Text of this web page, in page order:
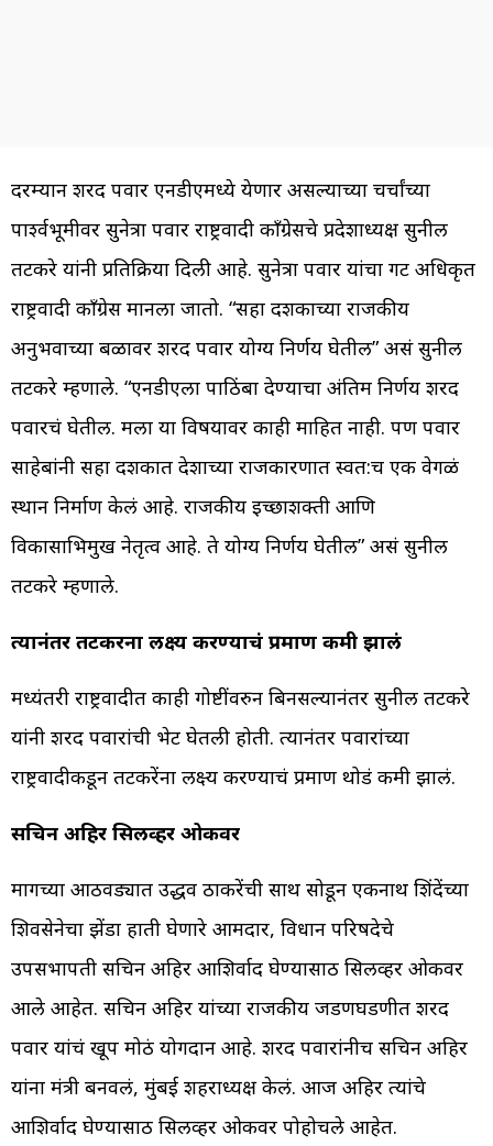
दरम्यान शरद पवार एनडीएमध्ये येणार असल्याच्या चर्चांच्या
पार्श्वभूमीवर सुनेत्रा पवार राष्ट्रवादी काँग्रेसचे प्रदेशाध्यक्ष सुनील
तटकरे यांनी प्रतिक्रिया दिली आहे. सुनेत्रा पवार यांचा गट अधिकृत
राष्ट्रवादी काँग्रेस मानला जातो. “सहा दशकाच्या राजकीय
अनुभवाच्या बळावर शरद पवार योग्य निर्णय घेतील” असं सुनील
तटकरे म्हणाले. “एनडीएला पाठिंबा देण्याचा अंतिम निर्णय शरद
पवारचं घेतील. मला या विषयावर काही माहित नाही. पण पवार
साहेबांनी सहा दशकात देशाच्या राजकारणात स्वत:च एक वेगळं
स्थान निर्माण केलं आहे. राजकीय इच्छाशक्ती आणि
विकासाभिमुख नेतृत्व आहे. ते योग्य निर्णय घेतील” असं सुनील
तटकरे म्हणाले.
त्यानंतर तटकरेंना लक्ष्य करण्याचं प्रमाण कमी झालं
मध्यंतरी राष्ट्रवादीत काही गोष्टींवरुन बिनसल्यानंतर सुनील तटकरे
यांनी शरद पवारांची भेट घेतली होती. त्यानंतर पवारांच्या
राष्ट्रवादीकडून तटकरेंना लक्ष्य करण्याचं प्रमाण थोडं कमी झालं.
सचिन अहिर सिलव्हर ओकवर
मागच्या आठवड्यात उद्धव ठाकरेंची साथ सोडून एकनाथ शिंदेंच्या
शिवसेनेचा झेंडा हाती घेणारे आमदार, विधान परिषदेचे
उपसभापती सचिन अहिर आशिर्वाद घेण्यासाठी सिलव्हर ओकवर
आले आहेत. सचिन अहिर यांच्या राजकीय जडणघडणीत शरद
पवार यांचं खूप मोठं योगदान आहे. शरद पवारांनीच सचिन अहिर
यांना मंत्री बनवलं, मुंबई शहराध्यक्ष केलं. आज अहिर त्यांचे
आशिर्वाद घेण्यासाठी सिलव्हर ओकवर पोहोचले आहेत.